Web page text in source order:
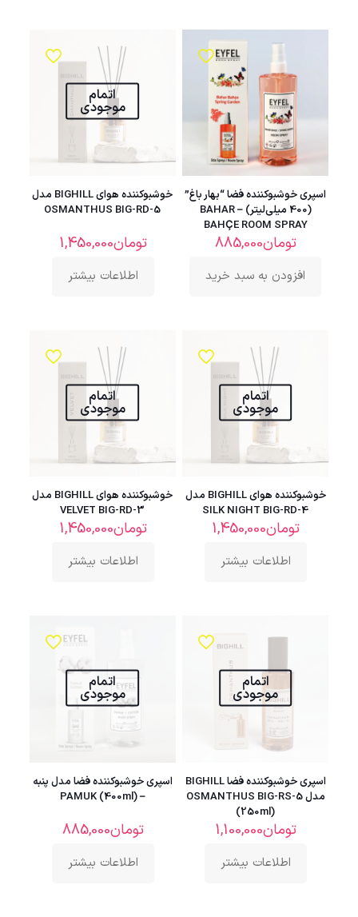
اسپری خوشبوکننده فضا “بهار باغ”
(400 میلی‌لیتر) – BAHAR
BAHÇE ROOM SPRAY
تومان885,000
افزودن به سبد خرید
اتمام
موجودی
خوشبوکننده هوای BIGHILL مدل
OSMANTHUS BIG-RD-5
تومان1,450,000
اطلاعات بیشتر
اتمام
موجودی
خوشبوکننده هوای BIGHILL مدل
SILK NIGHT BIG-RD-4
تومان1,450,000
اطلاعات بیشتر
اتمام
موجودی
خوشبوکننده هوای BIGHILL مدل
VELVET BIG-RD-3
تومان1,450,000
اطلاعات بیشتر
اتمام
موجودی
اسپری خوشبوکننده فضا BIGHILL
مدل OSMANTHUS BIG-RS-5
(250ml)
تومان1,100,000
اطلاعات بیشتر
اتمام
موجودی
اسپری خوشبوکننده فضا مدل پنبه
– PAMUK (400ml)
تومان885,000
اطلاعات بیشتر